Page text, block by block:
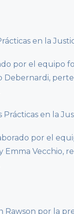
en la
por el equipo
Debernardi,
Prácticas en la
por el
Emma Vecchio,
Rawson por la